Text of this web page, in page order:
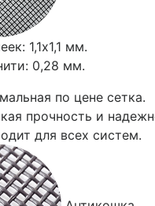
1,1х1,1 мм.
0,28 мм.
по цене сетка.
прочность и
для всех систем.